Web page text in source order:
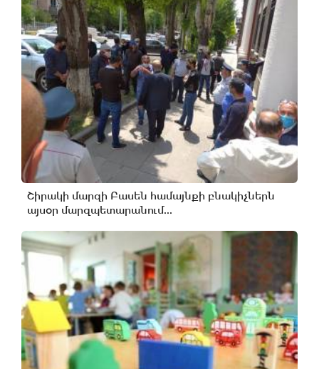
Շիրակի մարզի Բասեն համայնքի բնակիչներն
այսօր մարզպետարանում...